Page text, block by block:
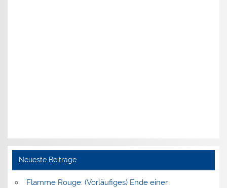
Neueste Beiträge
Flamme Rouge: (Vorläufiges) Ende einer